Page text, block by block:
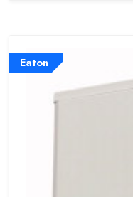
Eaton